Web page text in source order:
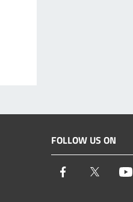
FOLLOW US ON
Facebook Twitter